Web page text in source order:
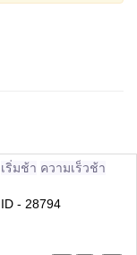
เริ่มช้า ความเร็วช้า
ID - 28794